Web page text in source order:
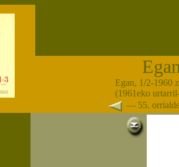
Egan, 1/2-1960
(1961eko
— 55.